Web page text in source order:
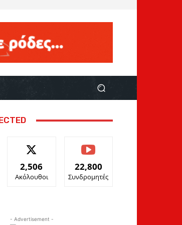
2,506
Ακόλουθοι
22,800
Συνδρομητές
- Advertisement -